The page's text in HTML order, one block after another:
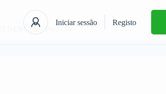
Iniciar sessão Registo
– Projecto